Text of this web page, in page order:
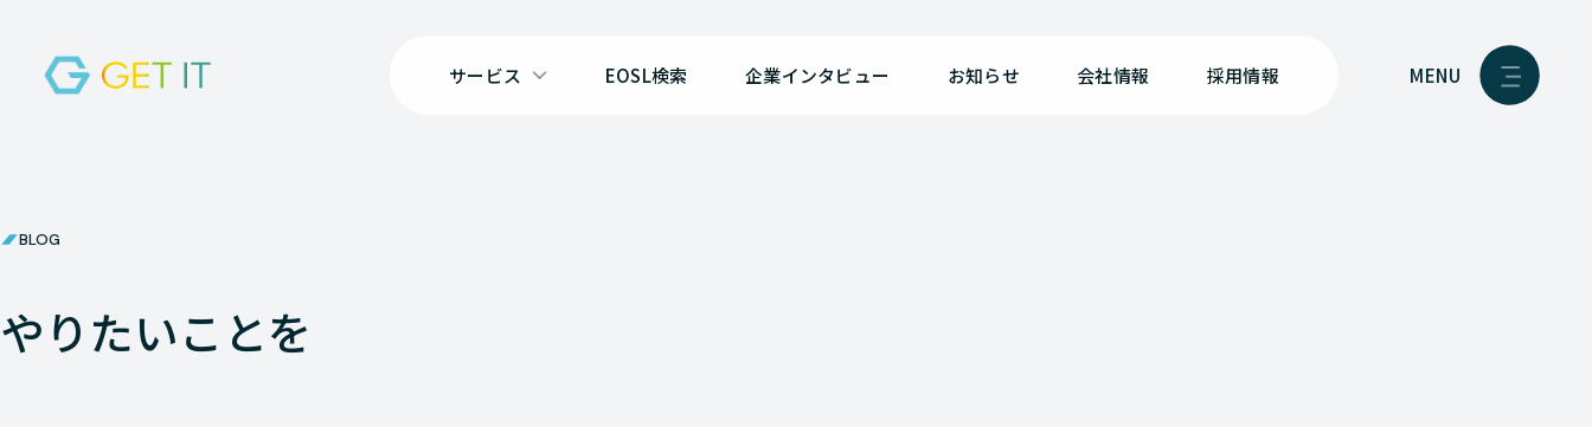
サービス EOSL検索 企業インタビュー お知らせ 会社情報 採用情報 MENU
BLOG
やりたいことを